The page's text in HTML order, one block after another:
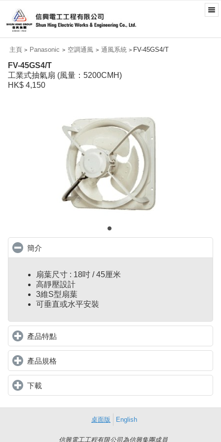
主頁 > Panasonic > 空調通風 > 通風系統 > FV-45GS4/T
FV-45GS4/T
工業式抽氣扇 (風量：5200CMH)
HK$ 4,150
簡介
扇葉尺寸 : 18吋 / 45厘米
高靜壓設計
3維S型扇葉
可垂直或水平安裝
產品特點click to expand contents
產品規格
下載click to expand contents
桌面版 English
信興電工工程有限公司為信興集團成員